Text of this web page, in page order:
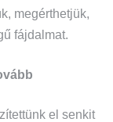
megérthetjük,
fájdalmat.
el senkit